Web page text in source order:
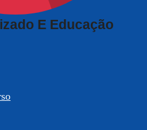
E Educação